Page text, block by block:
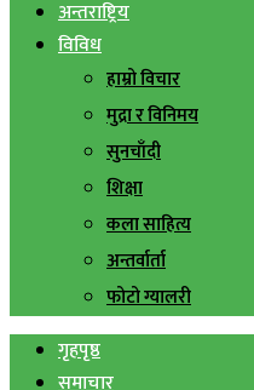
अन्तराष्ट्रिय
विविध
हाम्रो विचार
मुद्रा र विनिमय
सुनचाँदी
शिक्षा
कला साहित्य
अन्तर्वार्ता
फोटो ग्यालरी
गृहपृष्ठ
समाचार